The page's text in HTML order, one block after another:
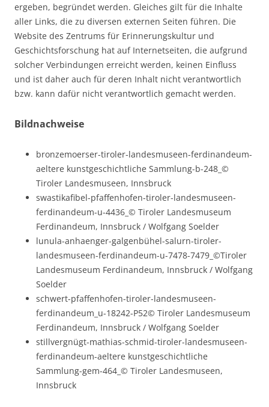
ergeben, begründet werden. Gleiches gilt für die Inhalte
aller Links, die zu diversen externen Seiten führen. Die
Website des Zentrums für Erinnerungskultur und
Geschichtsforschung hat auf Internetseiten, die aufgrund
solcher Verbindungen erreicht werden, keinen Einfluss
und ist daher auch für deren Inhalt nicht verantwortlich
bzw. kann dafür nicht verantwortlich gemacht werden.
Bildnachweise
bronzemoerser-tiroler-landesmuseen-ferdinandeum-
aeltere kunstgeschichtliche Sammlung-b-248_©
Tiroler Landesmuseen, Innsbruck
swastikafibel-pfaffenhofen-tiroler-landesmuseen-
ferdinandeum-u-4436_© Tiroler Landesmuseum
Ferdinandeum, Innsbruck / Wolfgang Soelder
lunula-anhaenger-galgenbühel-salurn-tiroler-
landesmuseen-ferdinandeum-u-7478-7479_©Tiroler
Landesmuseum Ferdinandeum, Innsbruck / Wolfgang
Soelder
schwert-pfaffenhofen-tiroler-landesmuseen-
ferdinandeum_u-18242-P52© Tiroler Landesmuseum
Ferdinandeum, Innsbruck / Wolfgang Soelder
stillvergnügt-mathias-schmid-tiroler-landesmuseen-
ferdinandeum-aeltere kunstgeschichtliche
Sammlung-gem-464_© Tiroler Landesmuseen,
Innsbruck